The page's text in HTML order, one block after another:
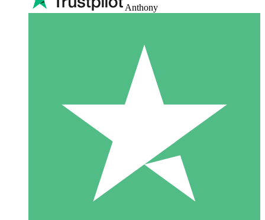
Anthony